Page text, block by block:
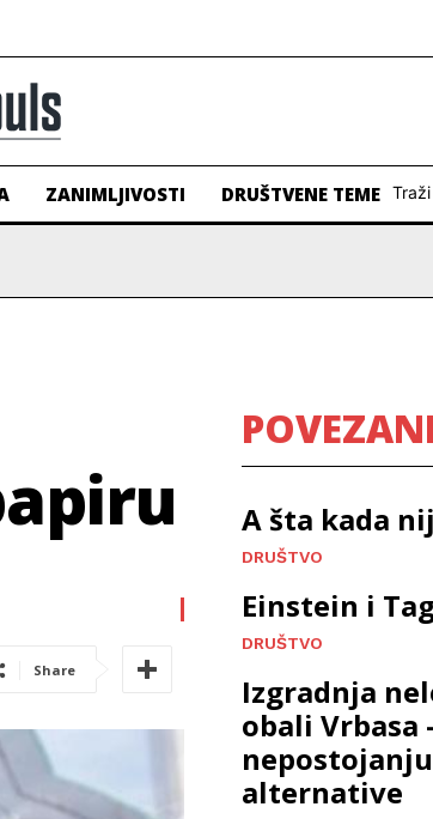
ZANIMLJIVOSTI DRUŠTVENE TEME Traži
Share
A šta kada
DRUŠTVO
Einstein i
DRUŠTVO
Izgradnja
obali Vrbasa
alternative